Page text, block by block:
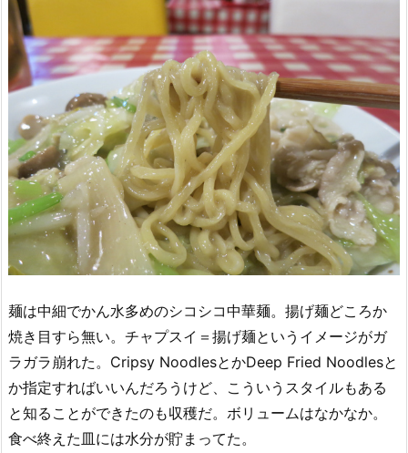
麺は中細でかん水多めのシコシコ中華麺。揚げ麺どころか
焼き目すら無い。チャプスイ＝揚げ麺というイメージがガ
ラガラ崩れた。Cripsy NoodlesとかDeep Fried Noodlesと
か指定すればいいんだろうけど、こういうスタイルもある
と知ることができたのも収穫だ。ボリュームはなかなか。
食べ終えた皿には水分が貯まってた。